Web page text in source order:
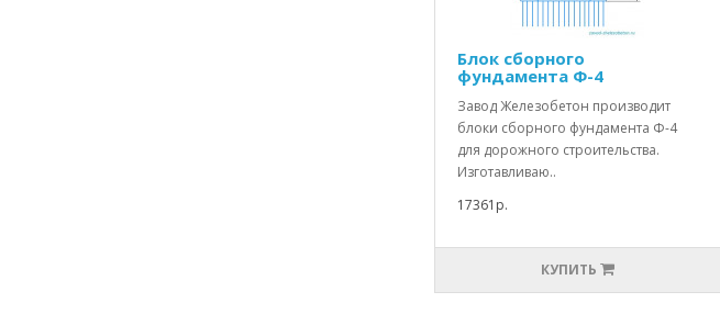
Блок сборного
фундамента Ф-4
Завод Железобетон производит
блоки сборного фундамента Ф-4
для дорожного строительства.
Изготавливаю..
17361р.
КУПИТЬ